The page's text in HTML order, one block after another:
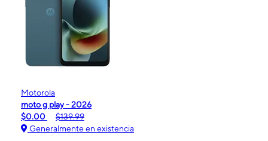
Motorola
moto g play - 2026
$0.00
$139.99
Generalmente en existencia